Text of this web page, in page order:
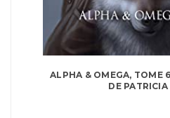
ALPHA & OMEGA, TOME
DE PATRICIA